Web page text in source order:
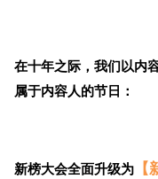
在十年之际，我们以内
属于内容人的节日：
新榜大会全面升级为 【